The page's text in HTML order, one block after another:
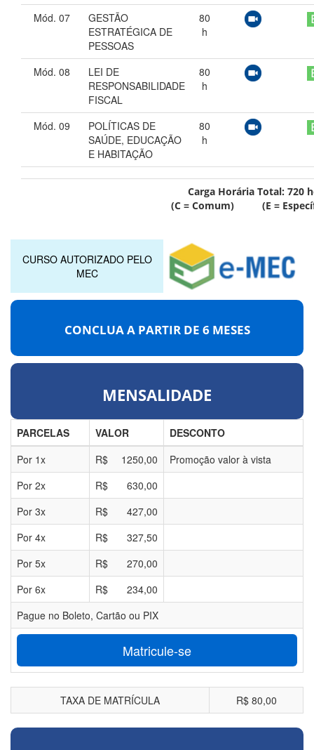
Mód. 07
GESTÃO
ESTRATÉGICA DE
PESSOAS
80
h
Mód. 08
LEI DE
RESPONSABILIDADE
FISCAL
80
h
Mód. 09
POLÍTICAS DE
SAÚDE, EDUCAÇÃO
E HABITAÇÃO
80
h
Carga Horária Total: 720
(C = Comum) (E =
CURSO AUTORIZADO PELO
MEC
CONCLUA A PARTIR DE 6 MESES
MENSALIDADE
PARCELAS VALOR
DESCONTO
Por 1x R$ 1250,00
Promoção valor à vista
Por 2x R$
630,00
Por 3x R$
427,00
Por 4x R$
327,50
Por 5x R$
270,00
Por 6x R$
234,00
Pague no Boleto, Cartão ou PIX
Matricule-se
TAXA DE MATRÍCULA R$ 80,00